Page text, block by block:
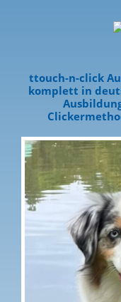
ttouch-n-click
komplett in